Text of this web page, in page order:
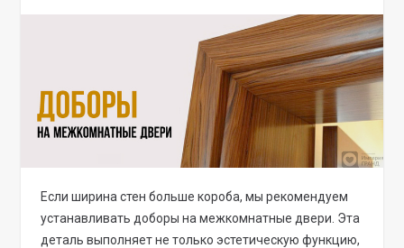
Если ширина стен больше короба, мы рекомендуем
устанавливать доборы на межкомнатные двери. Эта
деталь выполняет не только эстетическую функцию,